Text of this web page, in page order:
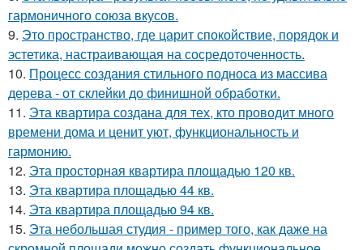
гармоничного союза вкусов.
9. Это пространство, где царит спокойствие, порядок и
эстетика, настраивающая на сосредоточенность.
10. Процесс создания стильного подноса из массива
дерева - от склейки до финишной обработки.
11. Эта квартира создана для тех, кто проводит много
времени дома и ценит уют, функциональность и
гармонию.
12. Эта просторная квартира площадью 120 кв.
13. Эта квартира площадью 44 кв.
14. Эта квартира площадью 94 кв.
15. Эта небольшая студия - пример того, как даже на